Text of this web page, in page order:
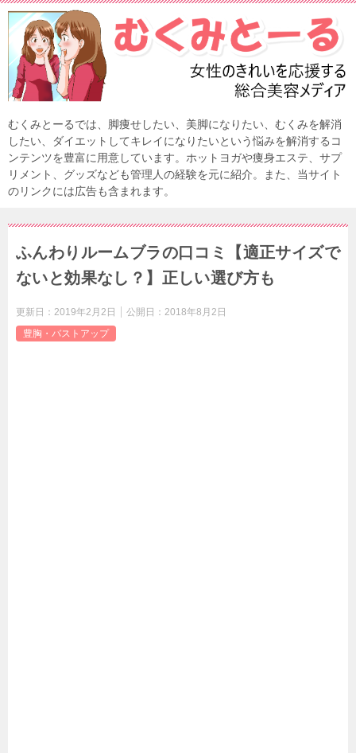
むくみとーるでは、脚痩せしたい、美脚になりたい、むくみを解消
したい、ダイエットしてキレイになりたいという悩みを解消するコ
ンテンツを豊富に用意しています。ホットヨガや痩身エステ、サプ
リメント、グッズなども管理人の経験を元に紹介。また、当サイト
のリンクには広告も含まれます。
ふんわりルームブラの口コミ【適正サイズで
ないと効果なし？】正しい選び方も
更新日： 2019年2月2日 公開日： 2018年8月2日
豊胸・バストアップ